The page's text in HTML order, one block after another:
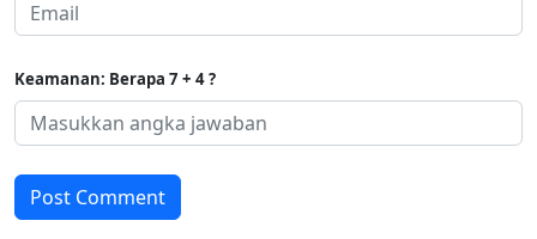
Keamanan: Berapa 7 + 4 ?
Post Comment